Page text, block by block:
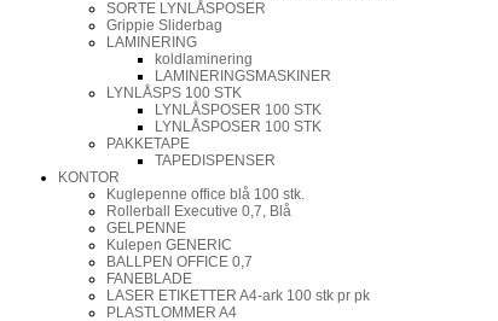
SORTE LYNLÅSPOSER
Grippie Sliderbag
LAMINERING
koldlaminering
LAMINERINGSMASKINER
LYNLÅSPS 100 STK
LYNLÅSPOSER 100 STK
LYNLÅSPOSER 100 STK
PAKKETAPE
TAPEDISPENSER
KONTOR
Kuglepenne office blå 100 stk.
Rollerball Executive 0,7, Blå
GELPENNE
Kulepen GENERIC
BALLPEN OFFICE 0,7
FANEBLADE
LASER ETIKETTER A4-ark 100 stk pr pk
PLASTLOMMER A4